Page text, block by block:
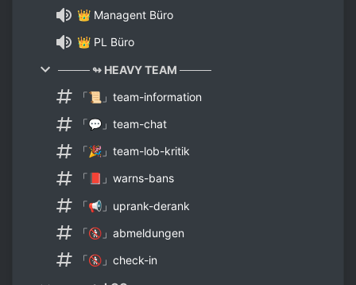
👑 Managent Büro
👑 PL Büro
──── ↬ HEAVY TEAM ────
「📜」team-information
「💬」team-chat
「🎉」team-lob-kritik
「📕」warns-bans
「📢」uprank-derank
「🚷」abmeldungen
「🚷」check-in